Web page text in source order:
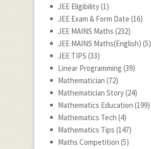
JEE Eligibility(1)
JEE Exam & Form Date (16)
JEE MAINS Maths (232)
JEE MAINS Maths(English) (5)
JEE TIPS (33)
Linear Programming (39)
Mathematician (72)
Mathematician Story(24)
Mathematics Education (199)
Mathematics Tech (4)
Mathematics Tips (147)
Maths Competition (5)